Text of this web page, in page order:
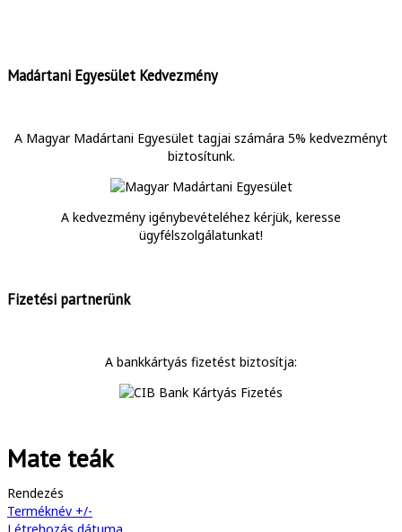
Madártani Egyesület Kedvezmény
A Magyar Madártani Egyesület tagjai számára 5% kedvezményt
biztosítunk.
A kedvezmény igénybevételéhez kérjük, keresse
ügyfélszolgálatunkat!
Fizetési partnerünk
A bankkártyás fizetést biztosítja:
Mate teák
Rendezés
Terméknév +/-
Létrehozás dátuma